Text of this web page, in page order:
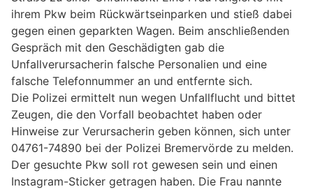
ihrem Pkw beim Rückwärtseinparken und stieß dabei
gegen einen geparkten Wagen. Beim anschließenden
Gespräch mit den Geschädigten gab die
Unfallverursacherin falsche Personalien und eine
falsche Telefonnummer an und entfernte sich.
Die Polizei ermittelt nun wegen Unfallflucht und bittet
Zeugen, die den Vorfall beobachtet haben oder
Hinweise zur Verursacherin geben können, sich unter
04761-74890 bei der Polizei Bremervörde zu melden.
Der gesuchte Pkw soll rot gewesen sein und einen
Instagram-Sticker getragen haben. Die Frau nannte